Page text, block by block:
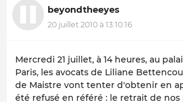
beyondtheeyes
20 juillet 2010 à 13:10:16
Mercredi 21 juillet, à 14 heures, au
Paris, les avocats de Liliane
de Maistre vont tenter d'obtenir en
été refusé en référé : le retrait de